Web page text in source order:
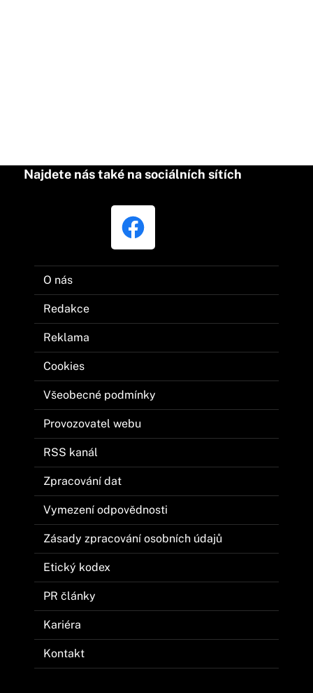
Najdete nás také na sociálních sítích
O nás
Redakce
Reklama
Cookies
Všeobecné podmínky
Provozovatel webu
RSS kanál
Zpracování dat
Vymezení odpovědnosti
Zásady zpracování osobních údajů
Etický kodex
PR články
Kariéra
Kontakt